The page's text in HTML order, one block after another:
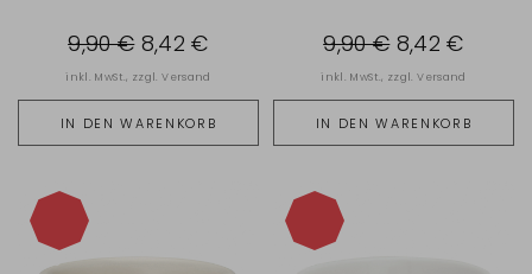
IN DEN WARENKORB
9,90 € 8,42 €
inkl. MwSt., zzgl.Versand
IN DEN WARENKORB
9,90 € 8,42 €
inkl. MwSt., zzgl.Versand
-15%